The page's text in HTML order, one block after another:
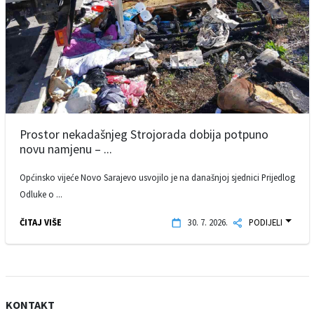
Prostor nekadašnjeg Strojorada dobija potpuno
novu namjenu – ...
Općinsko vijeće Novo Sarajevo usvojilo je na današnjoj sjednici Prijedlog
Odluke o ...
ČITAJ VIŠE 30. 7. 2026. PODIJELI
KONTAKT